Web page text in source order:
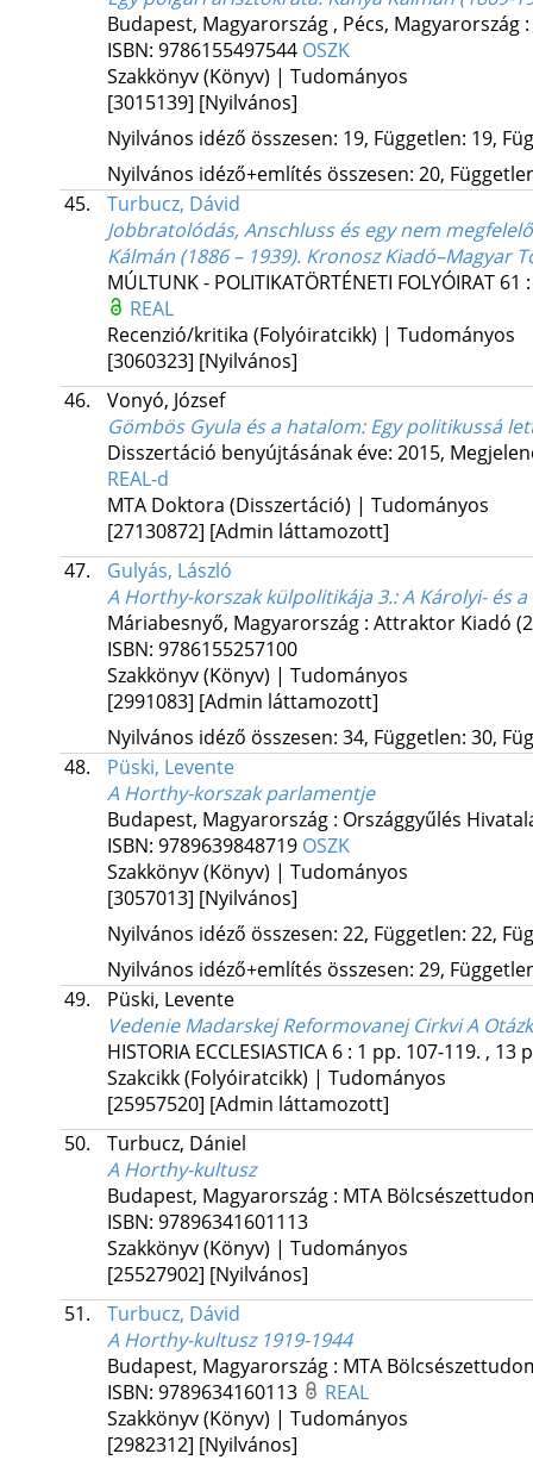
Budapest, Magyarország , Pécs, Magyarország :
ISBN: 9786155497544 OSZK
Szakkönyv (Könyv) | Tudományos
[3015139] [Nyilvános]
Nyilvános idéző összesen: 19, Független: 19,
Nyilvános idéző+említés összesen: 20,
45.
Turbucz, Dávid
Jobbratolódás, Anschluss és egy nem
Kálmán (1886 – 1939). Kronosz Kiadó–Magyar
MÚLTUNK - POLITIKATÖRTÉNETI FOLYÓIRAT 61
REAL
Recenzió/kritika (Folyóiratcikk) | Tudományos
[3060323] [Nyilvános]
46.
Vonyó, József
Gömbös Gyula és a hatalom: Egy politikussá
Disszertáció benyújtásának éve: 2015,
REAL-d
MTA Doktora (Disszertáció) | Tudományos
[27130872] [Admin láttamozott]
47.
Gulyás, László
A Horthy-korszak külpolitikája 3.: A Károlyi- és
Máriabesnyő, Magyarország : Attraktor Kiadó
ISBN: 9786155257100
Szakkönyv (Könyv) | Tudományos
[2991083] [Admin láttamozott]
Nyilvános idéző összesen: 34, Független: 30,
48.
Püski, Levente
A Horthy-korszak parlamentje
Budapest, Magyarország : Országgyűlés
ISBN: 9789639848719 OSZK
Szakkönyv (Könyv) | Tudományos
[3057013] [Nyilvános]
Nyilvános idéző összesen: 22, Független: 22,
Nyilvános idéző+említés összesen: 29,
49.
Püski, Levente
Vedenie Madarskej Reformovanej Cirkvi A
HISTORIA ECCLESIASTICA 6: 1 pp. 107-119. , 13
Szakcikk (Folyóiratcikk) | Tudományos
[25957520] [Admin láttamozott]
50.
Turbucz, Dániel
A Horthy-kultusz
Budapest, Magyarország : MTA
ISBN: 97896341601113
Szakkönyv (Könyv) | Tudományos
[25527902] [Nyilvános]
51.
Turbucz, Dávid
A Horthy-kultusz 1919-1944
Budapest, Magyarország : MTA
ISBN: 9789634160113
REAL
Szakkönyv (Könyv) | Tudományos
[2982312] [Nyilvános]